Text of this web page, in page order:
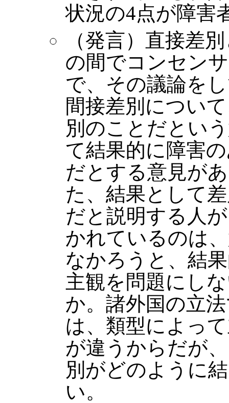
状況の4点が障害
（発言）直接差
の間でコンセン
で、その議論を
間接差別につい
別のことだとい
て結果的に障害
だとする意見が
た、結果として
だと説明する人
かれているのは
なかろうと、結
主観を問題にし
か。諸外国の立
は、類型によっ
が違うからだが
別がどのように
い。